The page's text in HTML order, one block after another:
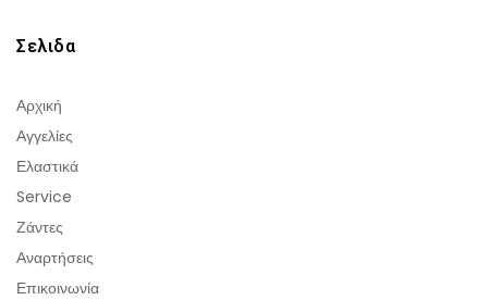
Σελιδα
Αρχική
Αγγελίες
Ελαστικά
Service
Ζάντες
Αναρτήσεις
Επικοινωνία